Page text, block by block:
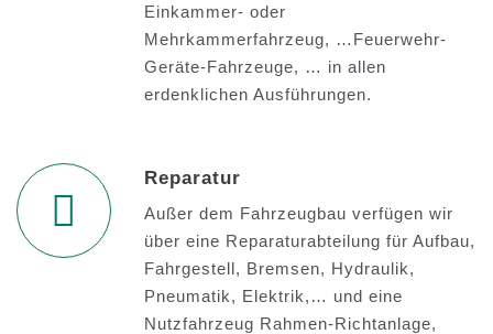
Einkammer- oder
Mehrkammerfahrzeug, …Feuerwehr-
Geräte-Fahrzeuge, … in allen
erdenklichen Ausführungen.
Reparatur
Außer dem Fahrzeugbau verfügen wir
über eine Reparaturabteilung für Aufbau,
Fahrgestell, Bremsen, Hydraulik,
Pneumatik, Elektrik,… und eine
Nutzfahrzeug Rahmen-Richtanlage,